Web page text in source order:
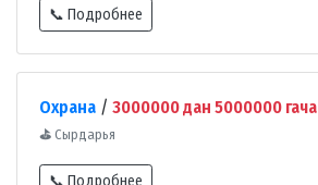
📞 Подробнее
Охрана / 3000000 дан 5000000 гача
⛳ Сырдарья
📞 Подробнее